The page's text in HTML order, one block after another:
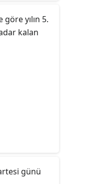
yılın 5.
kalan
günü